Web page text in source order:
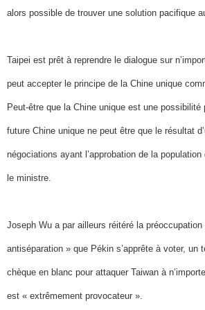
alors possible de trouver une solution pacifique
Taipei est prêt à reprendre le dialogue sur
peut accepter le principe de la Chine unique
Peut-être que la Chine unique est une possibilité
future Chine unique ne peut être que le résultat
négociations ayant l’approbation de la
le ministre.
Joseph Wu a par ailleurs réitéré la
antiséparation » que Pékin s’apprête à voter, un
chèque en blanc pour attaquer Taiwan à
est « extrêmement provocateur ».